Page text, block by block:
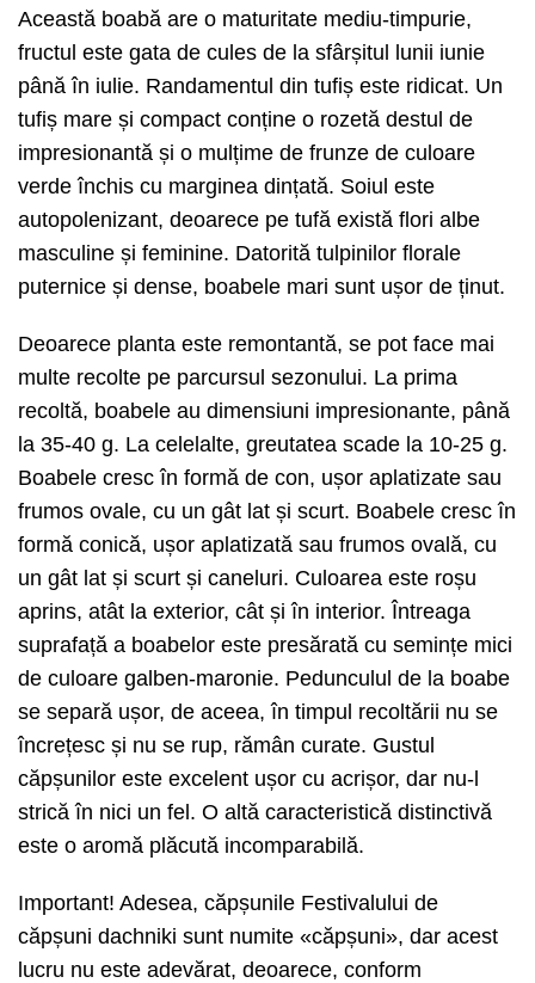
Această boabă are o maturitate mediu-timpurie,
fructul este gata de cules de la sfârșitul lunii iunie
până în iulie. Randamentul din tufiș este ridicat. Un
tufiș mare și compact conține o rozetă destul de
impresionantă și o mulțime de frunze de culoare
verde închis cu marginea dințată. Soiul este
autopolenizant, deoarece pe tufă există flori albe
masculine și feminine. Datorită tulpinilor florale
puternice și dense, boabele mari sunt ușor de ținut.
Deoarece planta este remontantă, se pot face mai
multe recolte pe parcursul sezonului. La prima
recoltă, boabele au dimensiuni impresionante, până
la 35-40 g. La celelalte, greutatea scade la 10-25 g.
Boabele cresc în formă de con, ușor aplatizate sau
frumos ovale, cu un gât lat și scurt. Boabele cresc în
formă conică, ușor aplatizată sau frumos ovală, cu
un gât lat și scurt și caneluri. Culoarea este roșu
aprins, atât la exterior, cât și în interior. Întreaga
suprafață a boabelor este presărată cu semințe mici
de culoare galben-maronie. Pedunculul de la boabe
se separă ușor, de aceea, în timpul recoltării nu se
încrețesc și nu se rup, rămân curate. Gustul
căpșunilor este excelent ușor cu acrișor, dar nu-l
strică în nici un fel. O altă caracteristică distinctivă
este o aromă plăcută incomparabilă.
Important! Adesea, căpșunile Festivalului de
căpșuni dachniki sunt numite «căpșuni», dar acest
lucru nu este adevărat, deoarece, conform